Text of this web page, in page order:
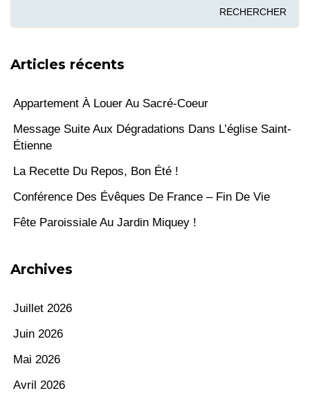
Articles récents
Appartement À Louer Au Sacré-Coeur
Message Suite Aux Dégradations Dans L’église Saint-
Étienne
La Recette Du Repos, Bon Été !
Conférence Des Évêques De France – Fin De Vie
Fête Paroissiale Au Jardin Miquey !
Archives
Juillet 2026
Juin 2026
Mai 2026
Avril 2026